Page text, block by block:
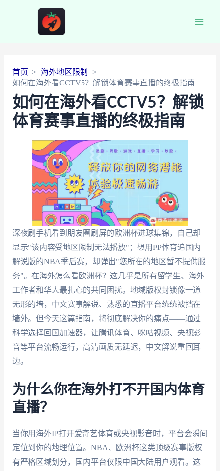
首页
海外地区限制
如何在海外看CCTV5？解锁体育赛事直播的终极指南
如何在海外看CCTV5？解锁
体育赛事直播的终极指南
深夜刷手机看到朋友圈刷屏的欧洲杯进球集锦，自己却
显示"该内容受地区限制无法播放"；想用PP体育追国内
解说版的NBA季后赛，却弹出"您所在的地区暂不提供服
务"。在海外怎么看欧洲杯？这几乎是所有留学生、海外
工作者和华人最扎心的共同困扰。地域版权封锁像一道
无形的墙，中文赛事解说、熟悉的直播平台统统被挡在
墙外。但今天这篇指南，将彻底解决你的痛点——通过
科学选择回国加速器，让腾讯体育、咪咕视频、央视影
音等平台流畅运行，高清画质无延迟，中文解说重回耳
边。
为什么你在海外打不开国内体育
直播？
当你用海外IP打开爱奇艺体育或央视影音时，平台会瞬间
定位到你的地理位置。NBA、欧洲杯这类顶级赛事版权
有严格区域划分，国内平台仅限中国大陆用户观看。这